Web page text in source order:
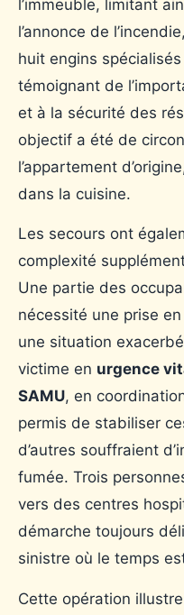
l’immeuble, limitant
l’annonce de
huit engins
témoignant de
et à la sécurité des
objectif a été de
l’appartement
dans la cuisine.
Les secours ont
complexité
Une partie des
nécessité une prise
une situation
victime en urgence
SAMU, en
permis de stabiliser
d’autres souffraient
fumée. Trois
vers des centres
démarche toujours
sinistre où le temps
Cette opération illustre